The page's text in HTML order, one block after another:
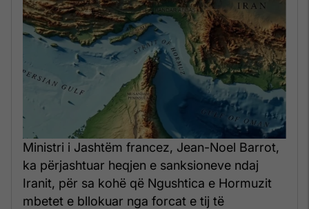
Ministri i Jashtëm francez, Jean-Noel Barrot,
ka përjashtuar heqjen e sanksioneve ndaj
Iranit, për sa kohë që Ngushtica e Hormuzit
mbetet e bllokuar nga forcat e tij të